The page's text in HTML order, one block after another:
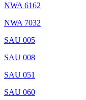
NWA 6162
NWA 7032
SAU 005
SAU 008
SAU 051
SAU 060